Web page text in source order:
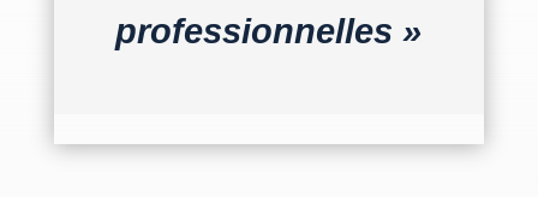
professionnelles »